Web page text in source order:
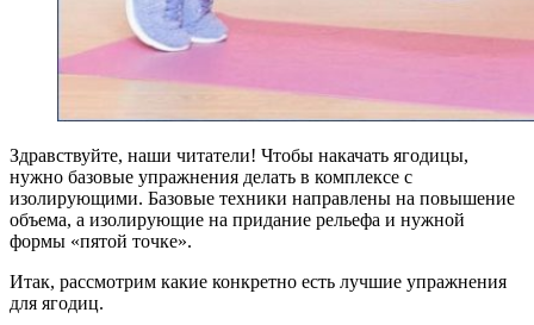
Здравствуйте, наши читатели! Чтобы накачать ягодицы,
нужно базовые упражнения делать в комплексе с
изолирующими. Базовые техники направлены на повышение
объема, а изолирующие на придание рельефа и нужной
формы «пятой точке».
Итак, рассмотрим какие конкретно есть лучшие упражнения
для ягодиц.